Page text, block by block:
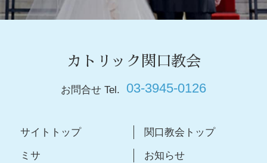
カトリック関口教会
お問合せ Tel. 03-3945-0126
サイトトップ 関口教会トップ
ミサ お知らせ